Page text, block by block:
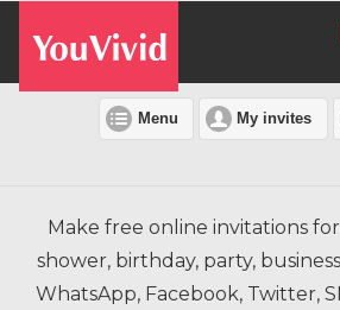
Menu My invites
Make free online invitations
shower, birthday, party,
WhatsApp, Facebook, Twitter,